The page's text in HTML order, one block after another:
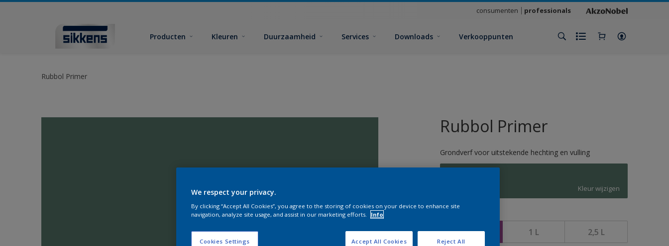
consumenten professionals
Producten Kleuren Duurzaamheid Services Downloads Verkooppunten
Rubbol Primer
Rubbol Primer
Grondverf voor uitstekende hechting en vulling
Kleur wijzigen
500 ML 1 L 2,5 L
We respect your privacy.
By clicking “Accept All Cookies”, you agree to the storing of cookies on your device to enhance site
navigation, analyze site usage, and assist in our marketing efforts.
Info
Cookies Settings Reject All
Accept All Cookies